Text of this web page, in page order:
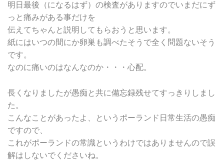
明日最後（になるはず）の検査がありますのでいまだにず
っと痛みがある事だけを
伝えてちゃんと説明してもらおうと思います。
紙にはいつの間にか卵巣も調べたそうで全く問題ないそう
です。
なのに痛いのはなんなのか・・・心配。
長くなりましたが愚痴と共に備忘録残せてすっきりしまし
た。
こんなことがあったよ、というポーランド日常生活の愚痴
ですので、
これがポーランドの常識というわけではありませんので誤
解はしないでくださいね。